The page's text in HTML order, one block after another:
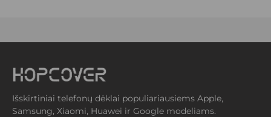
Išskirtiniai telefonų dėklai populiariausiems Apple,
Samsung, Xiaomi, Huawei ir Google modeliams.